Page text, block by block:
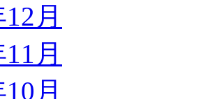
月
月
月